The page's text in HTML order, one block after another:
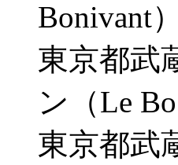
東京都武
ン（Le
東京都武